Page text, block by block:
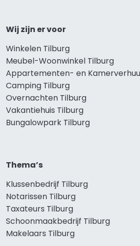
Wij zijn er voor
Winkelen Tilburg
Meubel-Woonwinkel Tilburg
Appartementen- en
Camping Tilburg
Overnachten Tilburg
Vakantiehuis Tilburg
Bungalowpark Tilburg
Thema’s
Klussenbedrijf Tilburg
Notarissen Tilburg
Taxateurs Tilburg
Schoonmaakbedrijf Tilburg
Makelaars Tilburg